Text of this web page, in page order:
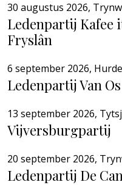
30 augustus 2026,
Ledenpartij Kafee
Fryslân
6 september 2026,
Ledenpartij Van Os
13 september 2026,
Vijversburgpartij
20 september 2026,
Ledenpartij De